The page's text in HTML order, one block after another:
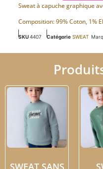
Sweat à capuche graphique
Composition: 99% Coton, 1%
SKU4407 Catégorie SWEAT
SWEAT SANS